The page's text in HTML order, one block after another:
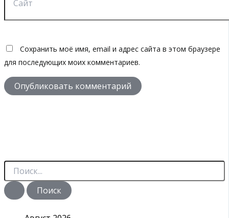
Сохранить моё имя, email и адрес сайта в этом браузере
для последующих моих комментариев.
П
и
с